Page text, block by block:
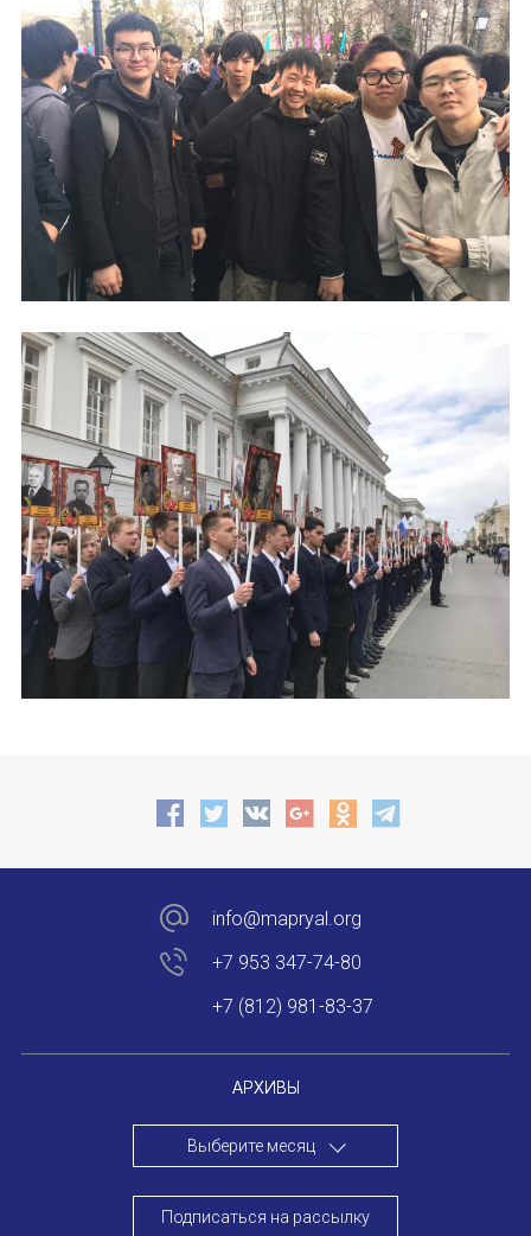
АРХИВЫ
Выберите месяц
Подписаться на рассылку
info@mapryal.org
+7 953 347-74-80
+7 (812) 981-83-37